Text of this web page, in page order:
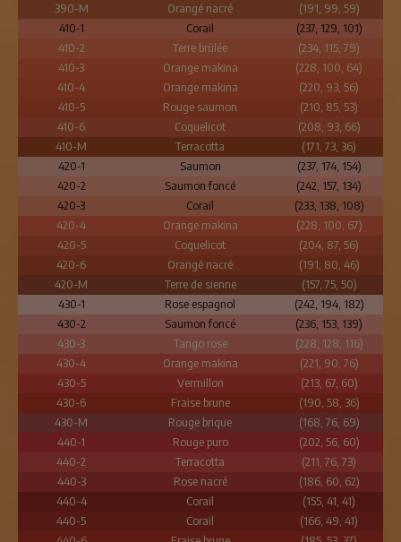
390-M
Orangé nacré
(191, 99, 59)
410-1
Corail
(237, 129, 101)
410-2
Terre brûlée
(234, 115, 79)
410-3
Orange makina
(228, 100, 64)
410-4
Orange makina
(220, 93, 56)
410-5
Rouge saumon
(210, 85, 53)
410-6
Coquelicot
(208, 93, 66)
410-M
Terracotta
(171, 73, 36)
420-1
Saumon
(237, 174, 154)
420-2
Saumon foncé
(242, 157, 134)
420-3
Corail
(233, 138, 108)
420-4
Orange makina
(228, 100, 67)
420-5
Coquelicot
(204, 87, 56)
420-6
Orangé nacré
(191, 80, 46)
420-M
Terre de sienne
(157, 75, 50)
430-1
Rose espagnol
(242, 194, 182)
430-2
Saumon foncé
(236, 153, 139)
430-3
Tango rose
(228, 128, 116)
430-4
Orange makina
(221, 90, 76)
430-5
Vermillon
(213, 67, 60)
430-6
Fraise brune
(190, 58, 36)
430-M
Rouge brique
(168, 76, 69)
440-1
Rouge puro
(202, 56, 60)
440-2
Terracotta
(211, 76, 73)
440-3
Rose nacré
(186, 60, 62)
440-4
Corail
(155, 41, 41)
440-5
Corail
(166, 49, 41)